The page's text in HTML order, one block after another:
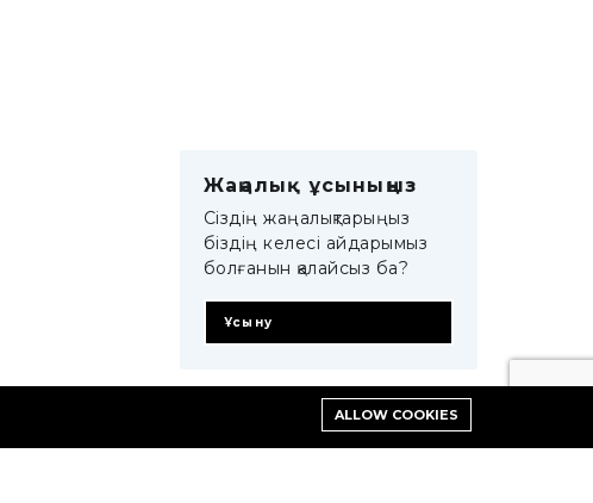
Жаңалық ұсыныңыз
Сіздің жаңалықтарыңыз
біздің келесі айдарымыз
болғанын қалайсыз ба?
Ұсыну
ALLOW COOKIES